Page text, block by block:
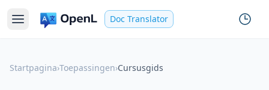
Doc Translator
Startpagina›Toepassingen›Cursusgids